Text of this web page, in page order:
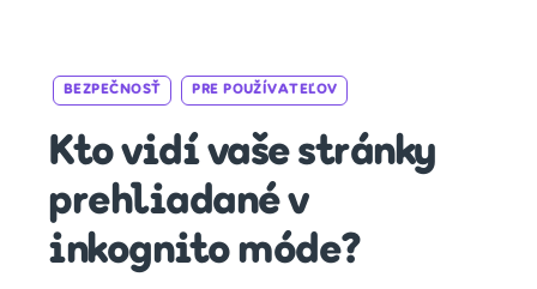
Categories
BEZPEČNOSŤ PRE POUŽÍVATEĽOV
Kto vidí vaše stránky
prehliadané v
inkognito móde?